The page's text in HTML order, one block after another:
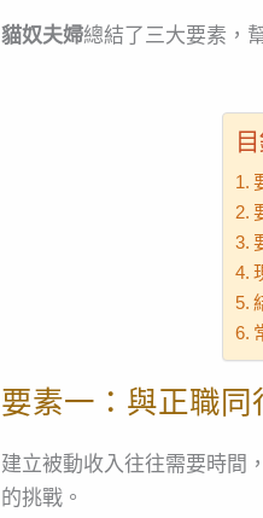
貓奴夫婦總結了三大要素，
要素一：與正職
建立被動收入往往需要時間
的挑戰。